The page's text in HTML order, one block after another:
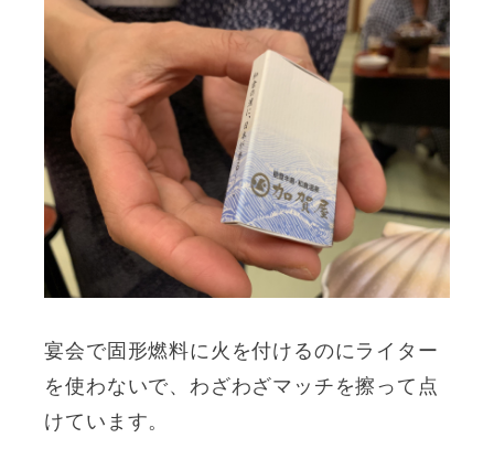
宴会で固形燃料に火を付けるのにライター
を使わないで、わざわざマッチを擦って点
けています。